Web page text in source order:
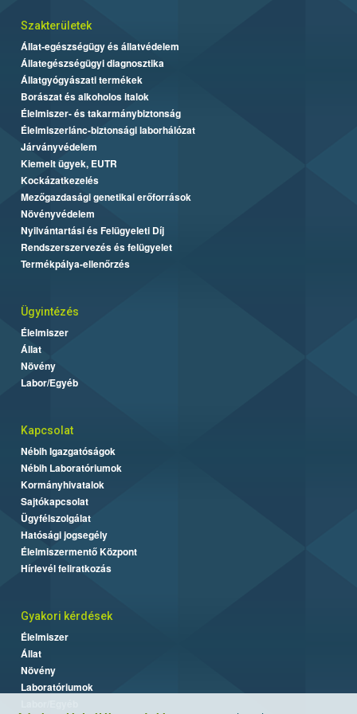
Szakterületek
Állat-egészségügy és állatvédelem
Állategészségügyi diagnosztika
Állatgyógyászati termékek
Borászat és alkoholos italok
Élelmiszer- és takarmánybiztonság
Élelmiszerlánc-biztonsági laborhálózat
Járványvédelem
Kiemelt ügyek, EUTR
Kockázatkezelés
Mezőgazdasági genetikai erőforrások
Növényvédelem
Nyilvántartási és Felügyeleti Díj
Rendszerszervezés és felügyelet
Termékpálya-ellenőrzés
Ügyintézés
Élelmiszer
Állat
Növény
Labor/Egyéb
Kapcsolat
Nébih Igazgatóságok
Nébih Laboratóriumok
Kormányhivatalok
Sajtókapcsolat
Ügyfélszolgálat
Hatósági jogsegély
Élelmiszermentő Központ
Hírlevél feliratkozás
Gyakori kérdések
Élelmiszer
Állat
Növény
Laboratóriumok